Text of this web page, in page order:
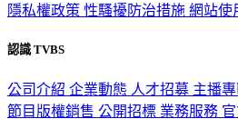
隱私權政策 性騷擾防治措施 網站使
認識 TVBS
公司介紹 企業動態 人才招募 主播
節目版權銷售 公開招標 業務服務